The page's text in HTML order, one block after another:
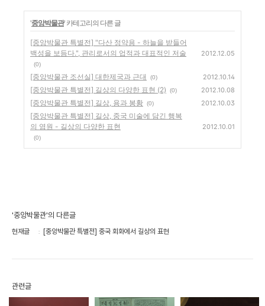
'중앙박물관' 카테고리의 다른 글
[중앙박물관 특별전] "다산 정약용 - 하늘을 받들어
백성을 보듬다.", 관리로서의 업적과 대표적인 저술
(0)
2012.12.05
[중앙박물관 조선실] 대한제국과 근대 (0) 2012.10.14
[중앙박물관 특별전] 길상의 다양한 표현 (2) (0) 2012.10.08
[중앙박물관 특별전] 길상, 용과 봉황 (0) 2012.10.03
[중앙박물관 특별전] 길상, 중국 미술에 담긴 행복
의 염원 - 길상의 다양한 표현
(0)
2012.10.01
'중앙박물관'의 다른글
현재글 [중앙박물관 특별전] 중국 회화에서 길상의 표현
관련글